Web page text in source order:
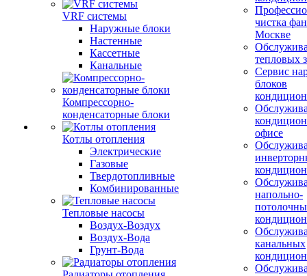
VRF системы
Наружные блоки
Настенные
Кассетные
Канальные
Компрессорно-
конденсаторные блоки
Котлы отопления
Электрические
Газовые
Твердотопливные
Комбинированные
Тепловые насосы
Воздух-Воздух
Воздух-Вода
Грунт-Вода
чистка
Москве
тепловых
Сервис
блоков
офисе
напольно-
канальных